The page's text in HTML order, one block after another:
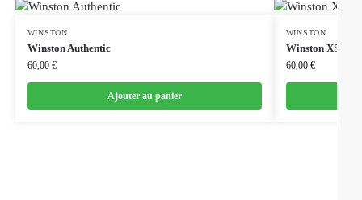
WINSTON
Winston Authentic
60,00 €
Ajouter au panier
WINSTON
Winston
60,00 €